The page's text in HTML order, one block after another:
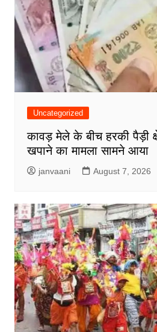
Uncategorized
कावड़ मेले के बीच हरकी पैड़ी
खपाने का मामला सामने आया
janvaani August 7, 2026